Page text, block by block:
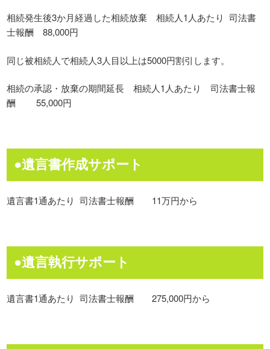
相続発生後3か月経過した相続放棄 相続人1人あたり 司法書
士報酬 88,000円
同じ被相続人で相続人3人目以上は5000円割引します。
相続の承認・放棄の期間延長 相続人1人あたり 司法書士報
酬 55,000円
●遺言書作成サポート
遺言書1通あたり 司法書士報酬 11万円から
●遺言執行サポート
遺言書1通あたり 司法書士報酬 275,000円から